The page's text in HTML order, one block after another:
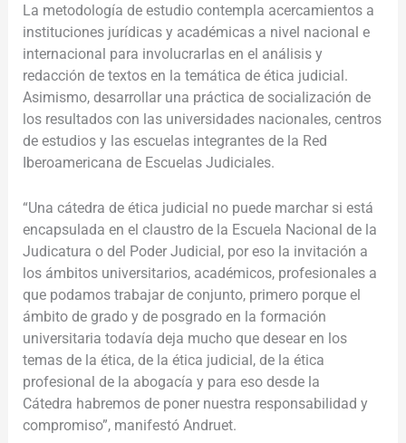
La metodología de estudio contempla acercamientos a
instituciones jurídicas y académicas a nivel nacional e
internacional para involucrarlas en el análisis y
redacción de textos en la temática de ética judicial.
Asimismo, desarrollar una práctica de socialización de
los resultados con las universidades nacionales, centros
de estudios y las escuelas integrantes de la Red
Iberoamericana de Escuelas Judiciales.
“Una cátedra de ética judicial no puede marchar si está
encapsulada en el claustro de la Escuela Nacional de la
Judicatura o del Poder Judicial, por eso la invitación a
los ámbitos universitarios, académicos, profesionalesa
que podamos trabajar de conjunto, primero porque el
ámbito de grado y de posgrado en la formación
universitaria todavía deja mucho que desear en los
temas de la ética, de la ética judicial, de la ética
profesional de la abogacía y para eso desde la
Cátedra habremos de poner nuestra responsabilidad y
compromiso”, manifestó Andruet.